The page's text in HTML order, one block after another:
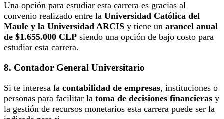
Una opción para estudiar esta carrera es gracias al
convenio realizado entre la Universidad Católica del
Maule y la Universidad ARCIS y tiene un arancel anual
de $1.655.000 CLP siendo una opción de bajo costo para
estudiar esta carrera.
8. Contador General Universitario
Si te interesa la contabilidad de empresas, instituciones o
personas para facilitar la toma de decisiones financieras y
la gestión de recursos monetarios esta carrera puede ser la